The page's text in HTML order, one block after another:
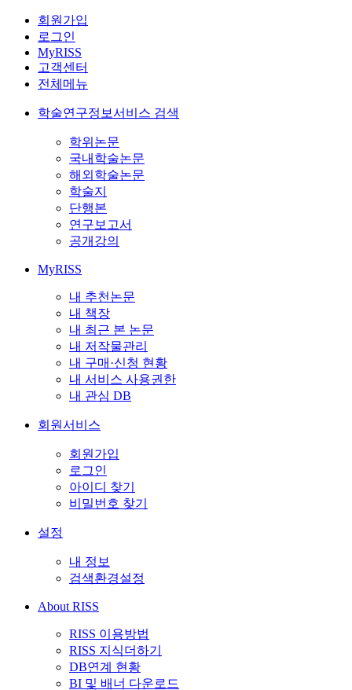
회원가입
로그인
MyRISS
고객센터
전체메뉴
학술연구정보서비스 검색
학위논문
국내학술논문
해외학술논문
학술지
단행본
연구보고서
공개강의
MyRISS
내 추천논문
내 책장
내 최근 본 논문
내 저작물관리
내 구매·신청 현황
내 서비스 사용권한
내 관심 DB
회원서비스
회원가입
로그인
아이디 찾기
비밀번호 찾기
설정
내 정보
검색환경설정
About RISS
RISS 이용방법
RISS 지식더하기
DB연계 현황
BI 및 배너 다운로드